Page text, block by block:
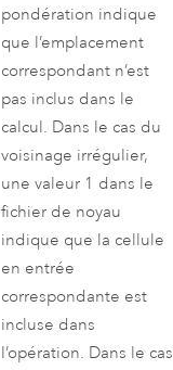
pondération indique
que l’emplacement
correspondant n’est
pas inclus dans le
calcul. Dans le cas du
voisinage irrégulier,
une valeur 1 dans le
fichier de noyau
indique que la cellule
en entrée
correspondante est
incluse dans
l’opération. Dans le cas